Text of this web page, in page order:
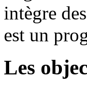
intègre
est un
Les